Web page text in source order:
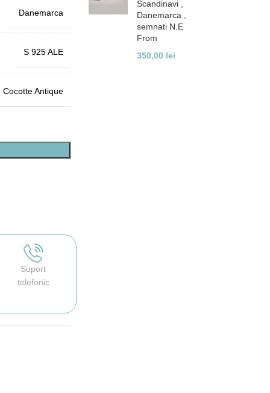
Danemarca
S 925 ALE
Cocotte Antique
Suport
telefonic
Scandinavi ,
Danemarca ,
semnati N.E
From
350,00 lei